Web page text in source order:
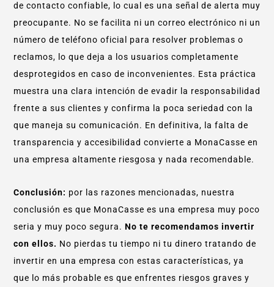
de contacto confiable, lo cual es una señal de alerta muy
preocupante. No se facilita ni un correo electrónico ni un
número de teléfono oficial para resolver problemas o
reclamos, lo que deja a los usuarios completamente
desprotegidos en caso de inconvenientes. Esta práctica
muestra una clara intención de evadir la responsabilidad
frente a sus clientes y confirma la poca seriedad con la
que maneja su comunicación. En definitiva, la falta de
transparencia y accesibilidad convierte a MonaCasse en
una empresa altamente riesgosa y nada recomendable.
Conclusión: por las razones mencionadas, nuestra
conclusión es que MonaCasse es una empresa muy poco
seria y muy poco segura. No te recomendamos invertir
con ellos. No pierdas tu tiempo ni tu dinero tratando de
invertir en una empresa con estas características, ya
que lo más probable es que enfrentes riesgos graves y